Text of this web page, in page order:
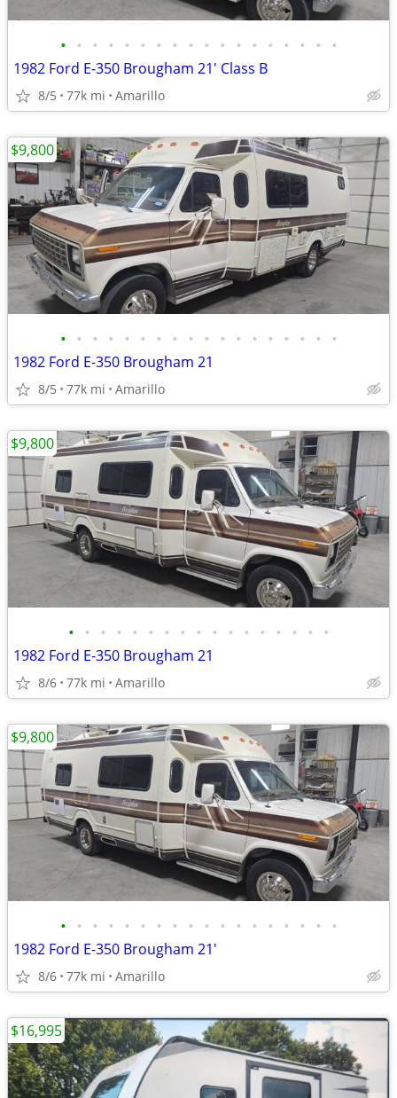
• • • • • • • • • • • • • • • • • •
1982 Ford E-350 Brougham 21' Class B
8/5 77k mi Amarillo
• • • • • • • • • • • • • • • • • •
1982 Ford E-350 Brougham 21
8/5 77k mi Amarillo
$9,800
• • • • • • • • • • • • • • • • •
1982 Ford E-350 Brougham 21
8/6 77k mi Amarillo
$9,800
• • • • • • • • • • • • • • • • • •
1982 Ford E-350 Brougham 21'
8/6 77k mi Amarillo
$9,800
$16,995